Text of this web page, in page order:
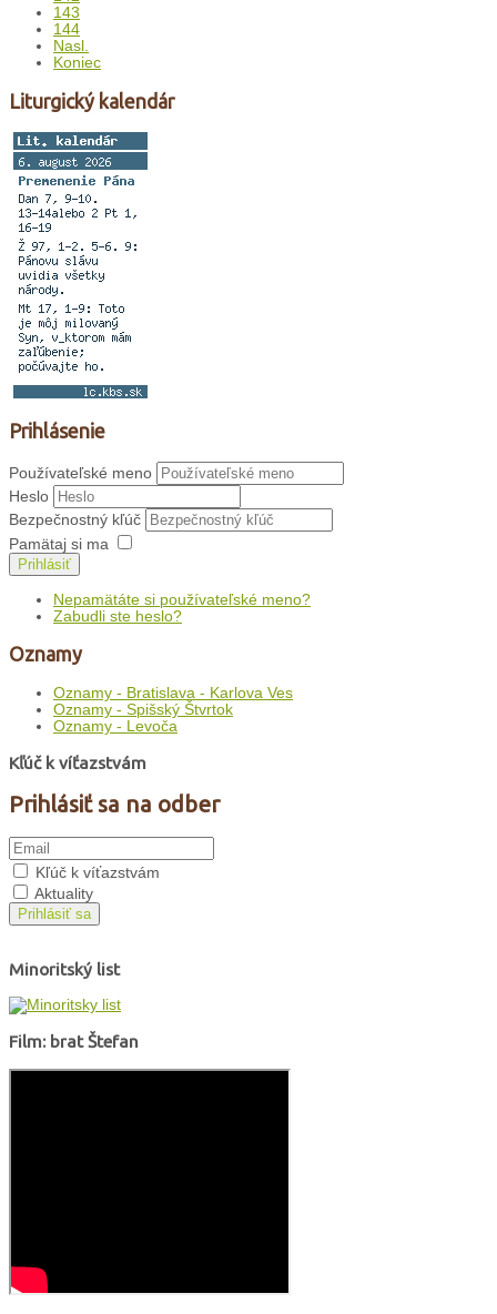
143
144
Nasl.
Koniec
Liturgický kalendár
Prihlásenie
Používateľské meno
Heslo
Bezpečnostný kľúč
Pamätaj si ma
Prihlásiť
Nepamätáte si používateľské meno?
Zabudli ste heslo?
Oznamy
Oznamy - Bratislava - Karlova Ves
Oznamy - Spišský Štvrtok
Oznamy - Levoča
Kľúč k víťazstvám
Prihlásiť sa na odber
Kľúč k víťazstvám
Aktuality
Prihlásiť sa
Minoritský list
Film: brat Štefan